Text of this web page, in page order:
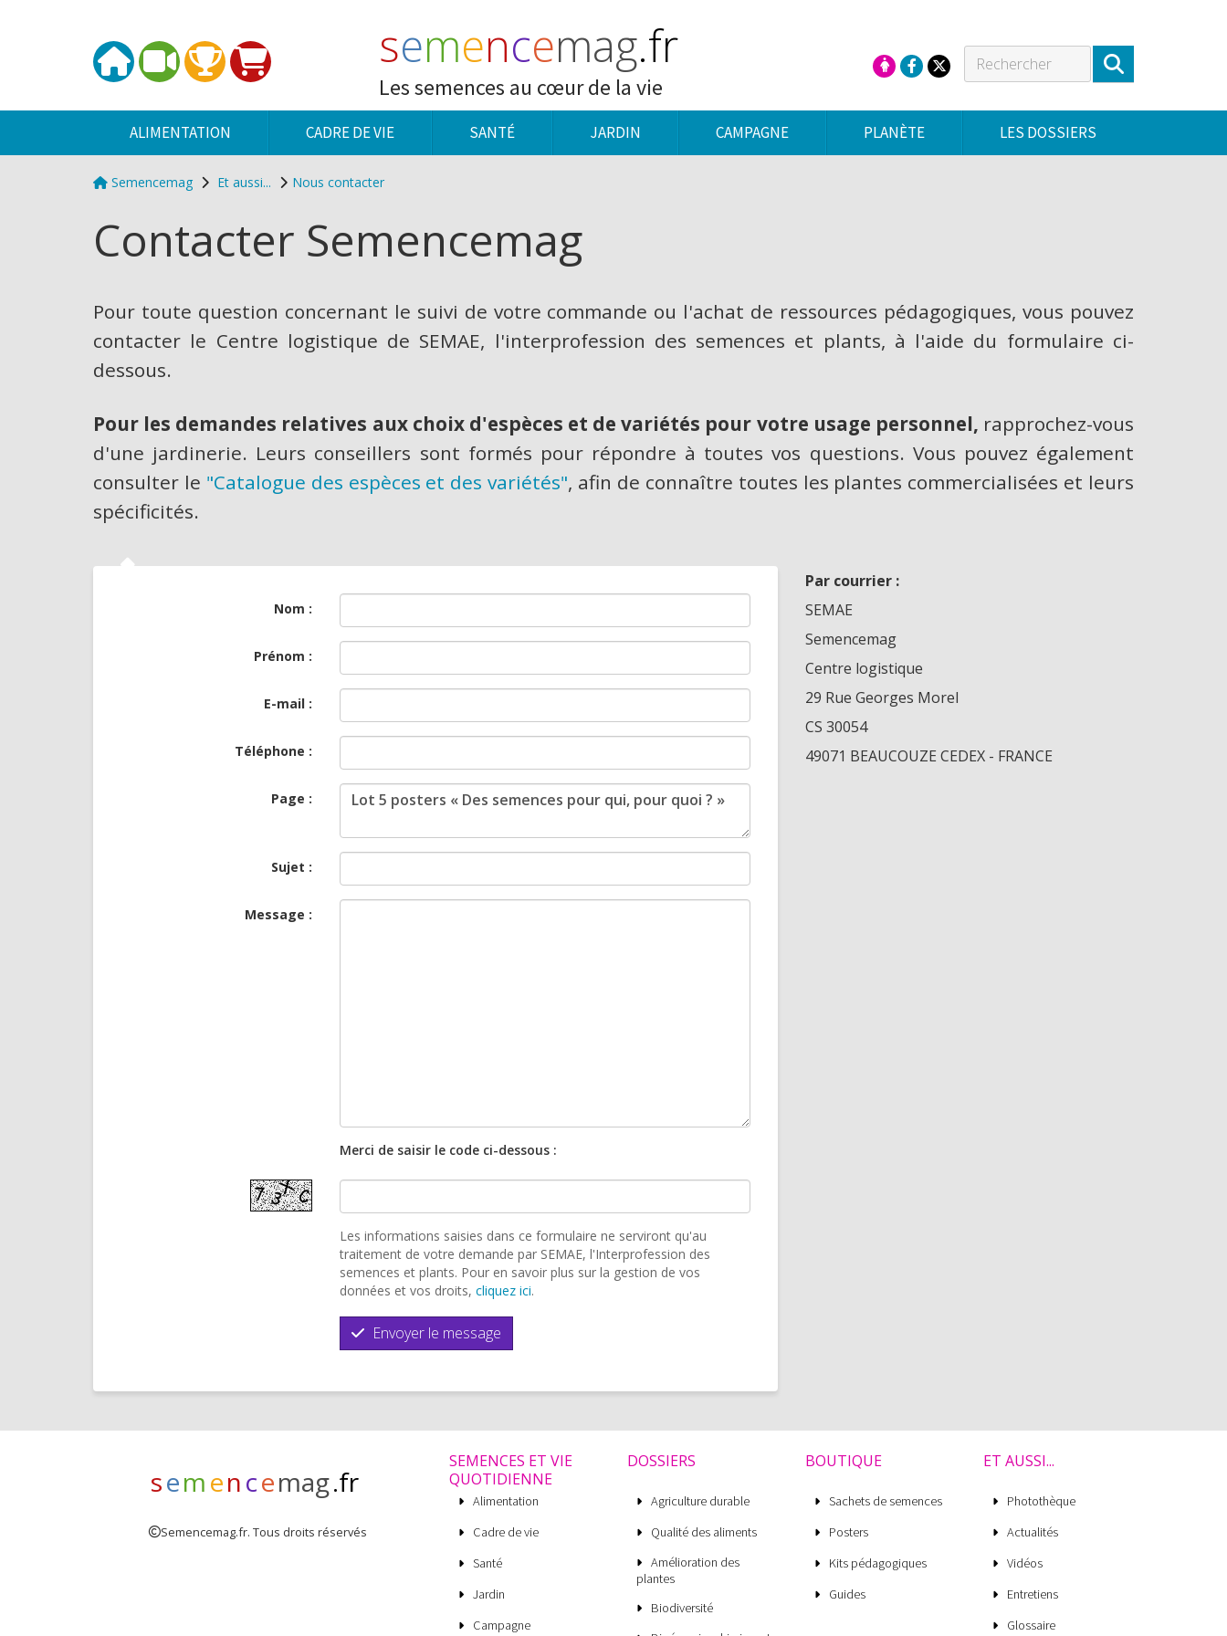
Semencemag Et aussi... Nous contacter
Contacter Semencemag
Pour toute question concernant le suivi de votre commande ou l'achat de ressources pédagogiques, vous pouvez
contacter le Centre logistique de SEMAE, l'interprofession des semences et plants, à l'aide du formulaire ci-
dessous.
Pour les demandes relatives aux choix d'espèces et de variétés pour votre usage personnel, rapprochez-vous
d'une jardinerie. Leurs conseillers sont formés pour répondre à toutes vos questions. Vous pouvez également
consulter le "Catalogue des espèces et des variétés", afin de connaître toutes les plantes commercialisées et leurs
spécificités.
Nom :
Prénom :
E-mail :
Téléphone :
Page :
Sujet :
Message :
Merci de saisir le code ci-dessous :
Les informations saisies dans ce formulaire ne serviront qu'au
traitement de votre demande par SEMAE, l'Interprofession des
semences et plants. Pour en savoir plus sur la gestion de vos
données et vos droits, cliquez ici.
Envoyer le message
Par courrier :
SEMAE
Semencemag
Centre logistique
29 Rue Georges Morel
CS 30054
49071 BEAUCOUZE CEDEX - FRANCE
semencemag.fr
Semencemag.fr. Tous droits réservés
SEMENCES ET VIE
QUOTIDIENNE
Alimentation
Cadre de vie
Santé
Jardin
Campagne
DOSSIERS
Agriculture durable
Qualité des aliments
Amélioration des
plantes
Biodiversité
BOUTIQUE
Sachets de semences
Posters
Kits pédagogiques
Guides
ET AUSSI...
Photothèque
Actualités
Vidéos
Entretiens
Glossaire
semencemag.fr
Les semences au cœur de la vie
ALIMENTATION CADRE DE VIE SANTÉ JARDIN CAMPAGNE PLANÈTE LES DOSSIERS